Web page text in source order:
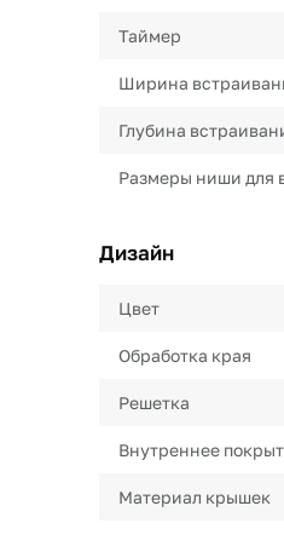
Таймер
Ширина
Глубина
Размеры ниши для
Дизайн
Цвет
Обработка края
Решетка
Внутреннее
Материал крышек